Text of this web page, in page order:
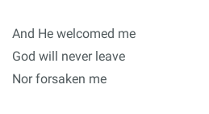
And He welcomed me
God will never leave
Nor forsaken me